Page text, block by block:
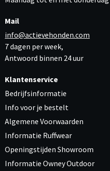
Mail
info@actievehonden.com
7 dagen per week,
Antwoord binnen 24 uur
Klantenservice
Bedrijfsinformatie
Info voor je bestelt
Algemene Voorwaarden
Informatie Ruffwear
Openingstijden Showroom
Informatie Owney Outdoor